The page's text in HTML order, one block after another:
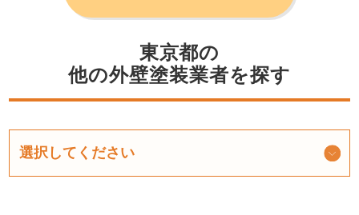
東京都の
他の外壁塗装業者を探す